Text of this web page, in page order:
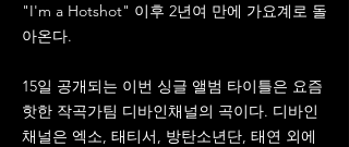
"I'm a Hotshot" 이후 2년여 만에 가요계로 돌
아온다.
15일 공개되는 이번 싱글 앨범 타이틀은 요즘
핫한 작곡가팀 디바인채널의 곡이다. 디바인
채널은 엑소, 태티서, 방탄소년단, 태연 외에